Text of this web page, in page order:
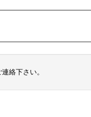
絡下さい。